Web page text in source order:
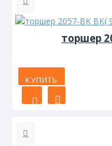
торшер
КУПИТЬ